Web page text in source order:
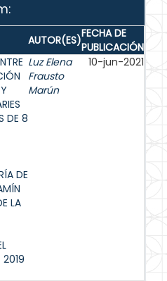
AUTOR(ES)FECHA DE
PUBLICACIÓN
DE 8
DE
LA
2019
Luz Elena
Frausto
Marún
10-jun-2021